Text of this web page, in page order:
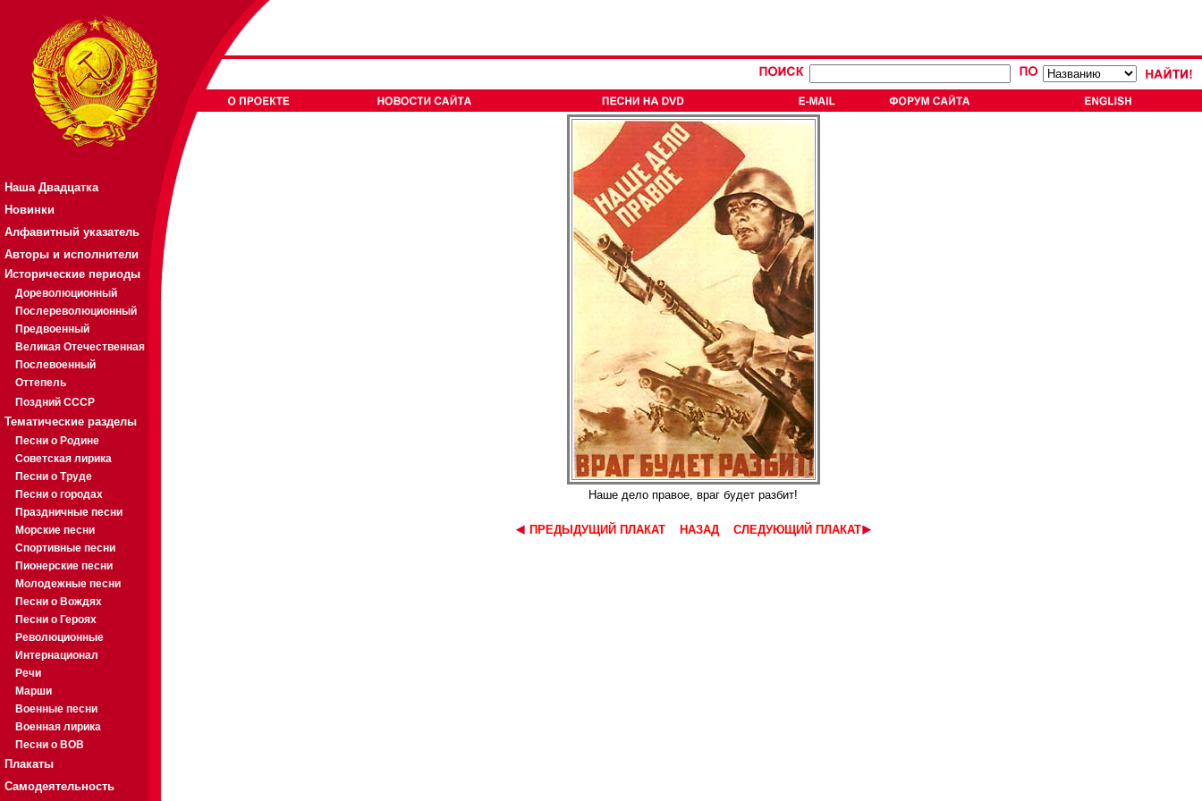
Наша Двадцатка
Новинки
Алфавитный указатель
Авторы и исполнители
Исторические периоды
Дореволюционный
Послереволюционный
Предвоенный
Великая Отечественная
Послевоенный
Оттепель
Поздний СССР
Тематические разделы
Песни о Родине
Советская лирика
Песни о Труде
Песни о городах
Праздничные песни
Морские песни
Спортивные песни
Пионерские песни
Молодежные песни
Песни о Вождях
Песни о Героях
Революционные
Интернационал
Речи
Марши
Военные песни
Военная лирика
Песни о ВОВ
Плакаты
Самодеятельность
Наше дело правое, враг будет разбит!
ПРЕДЫДУЩИЙ ПЛАКАТ НАЗАД СЛЕДУЮЩИЙ ПЛАКАТ